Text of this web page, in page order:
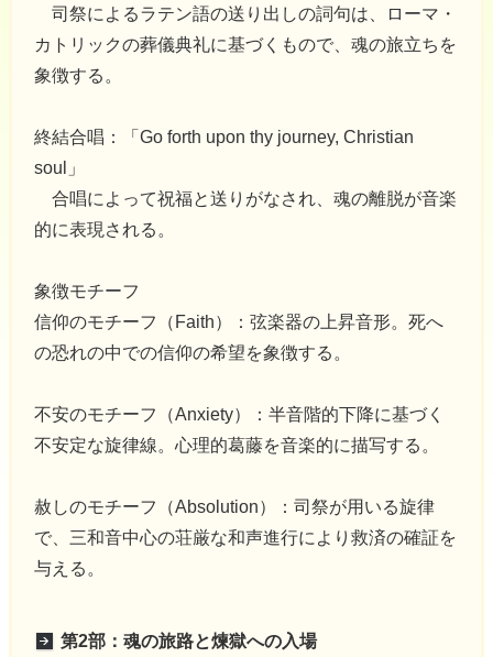
司祭によるラテン語の送り出しの詞句は、ローマ・
カトリックの葬儀典礼に基づくもので、魂の旅立ちを
象徴する。
終結合唱：「Go forth upon thy journey, Christian
soul」
合唱によって祝福と送りがなされ、魂の離脱が音楽
的に表現される。
象徴モチーフ
信仰のモチーフ（Faith）：弦楽器の上昇音形。死へ
の恐れの中での信仰の希望を象徴する。
不安のモチーフ（Anxiety）：半音階的下降に基づく
不安定な旋律線。心理的葛藤を音楽的に描写する。
赦しのモチーフ（Absolution）：司祭が用いる旋律
で、三和音中心の荘厳な和声進行により救済の確証を
与える。
第2部：魂の旅路と煉獄への入場